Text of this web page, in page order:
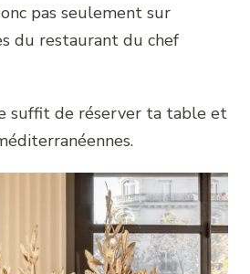
pas seulement sur
du restaurant du chef
suffit de réserver ta table et